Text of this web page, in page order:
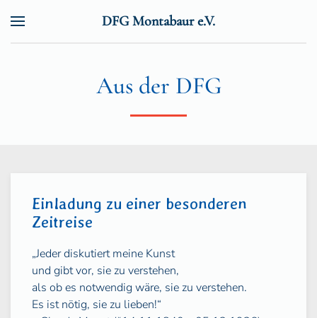
DFG Montabaur e.V.
Aus der DFG
Einladung zu einer besonderen
Zeitreise
„Jeder diskutiert meine Kunst
und gibt vor, sie zu verstehen,
als ob es notwendig wäre, sie zu verstehen.
Es ist nötig, sie zu lieben!“